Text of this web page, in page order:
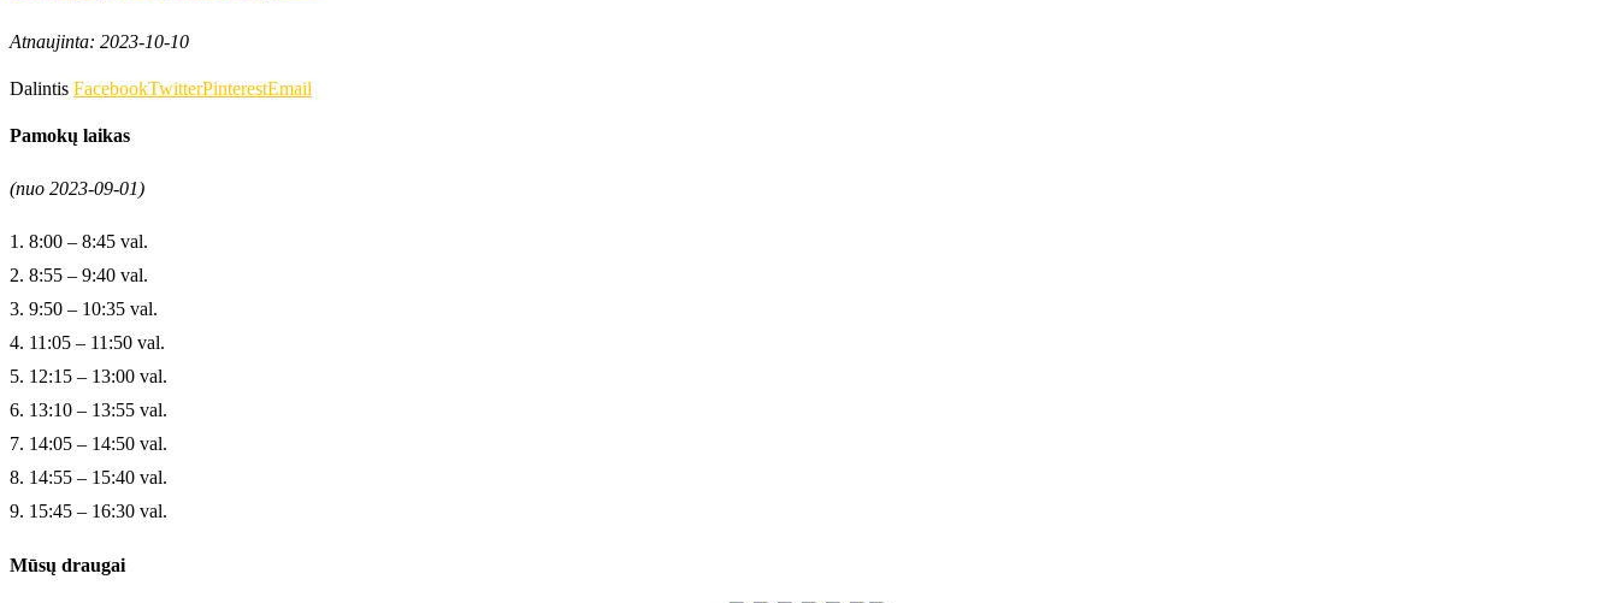
Atnaujinta: 2023-10-10
Dalintis FacebookTwitterPinterestEmail
Pamokų laikas
(nuo 2023-09-01)
1. 8:00 – 8:45 val.
2. 8:55 – 9:40 val.
3. 9:50 – 10:35 val.
4. 11:05 – 11:50 val.
5. 12:15 – 13:00 val.
6. 13:10 – 13:55 val.
7. 14:05 – 14:50 val.
8. 14:55 – 15:40 val.
9. 15:45 – 16:30 val.
Mūsų draugai